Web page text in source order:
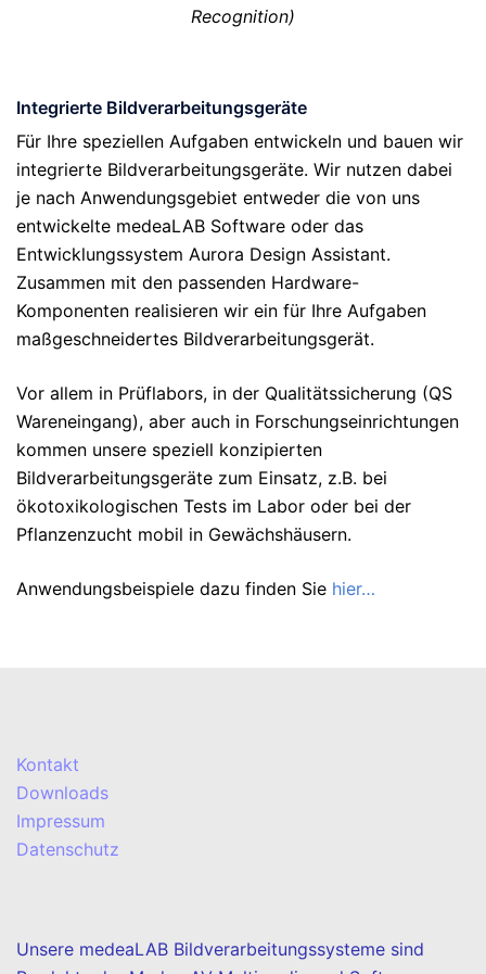
Recognition)
Integrierte Bildverarbeitungsgeräte
Für Ihre speziellen Aufgaben entwickeln und bauen wir
integrierte Bildverarbeitungsgeräte. Wir nutzen dabei
je nach Anwendungsgebiet entweder die von uns
entwickelte medeaLAB Software oder das
Entwicklungssystem Aurora Design Assistant.
Zusammen mit den passenden Hardware-
Komponenten realisieren wir ein für Ihre Aufgaben
maßgeschneidertes Bildverarbeitungsgerät.
Vor allem in Prüflabors, in der Qualitätssicherung (QS
Wareneingang), aber auch in Forschungseinrichtungen
kommen unsere speziell konzipierten
Bildverarbeitungsgeräte zum Einsatz, z.B. bei
ökotoxikologischen Tests im Labor oder bei der
Pflanzenzucht mobil in Gewächshäusern.
Anwendungsbeispiele dazu finden Sie hier…
Kontakt
Downloads
Impressum
Datenschutz
Unsere medeaLAB Bildverarbeitungssysteme sind